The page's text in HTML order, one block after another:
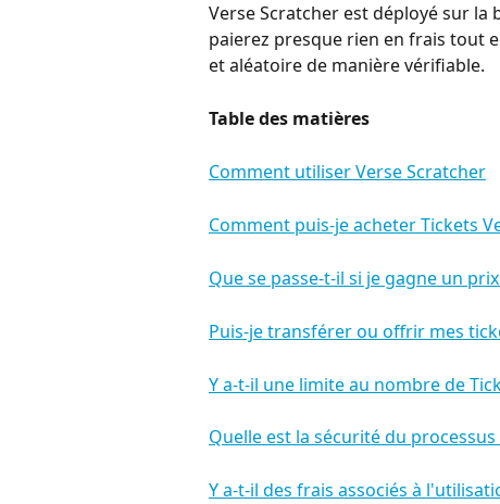
Verse Scratcher est déployé sur la
paierez presque rien en frais tout
et aléatoire de manière vérifiable.
Table des matières
Comment utiliser Verse Scratcher
Comment puis-je acheter Tickets
Que se passe-t-il si je gagne un
Puis-je transférer ou offrir mes
Y a-t-il une limite au nombre de
Quelle est la sécurité du
Y a-t-il des frais associés à